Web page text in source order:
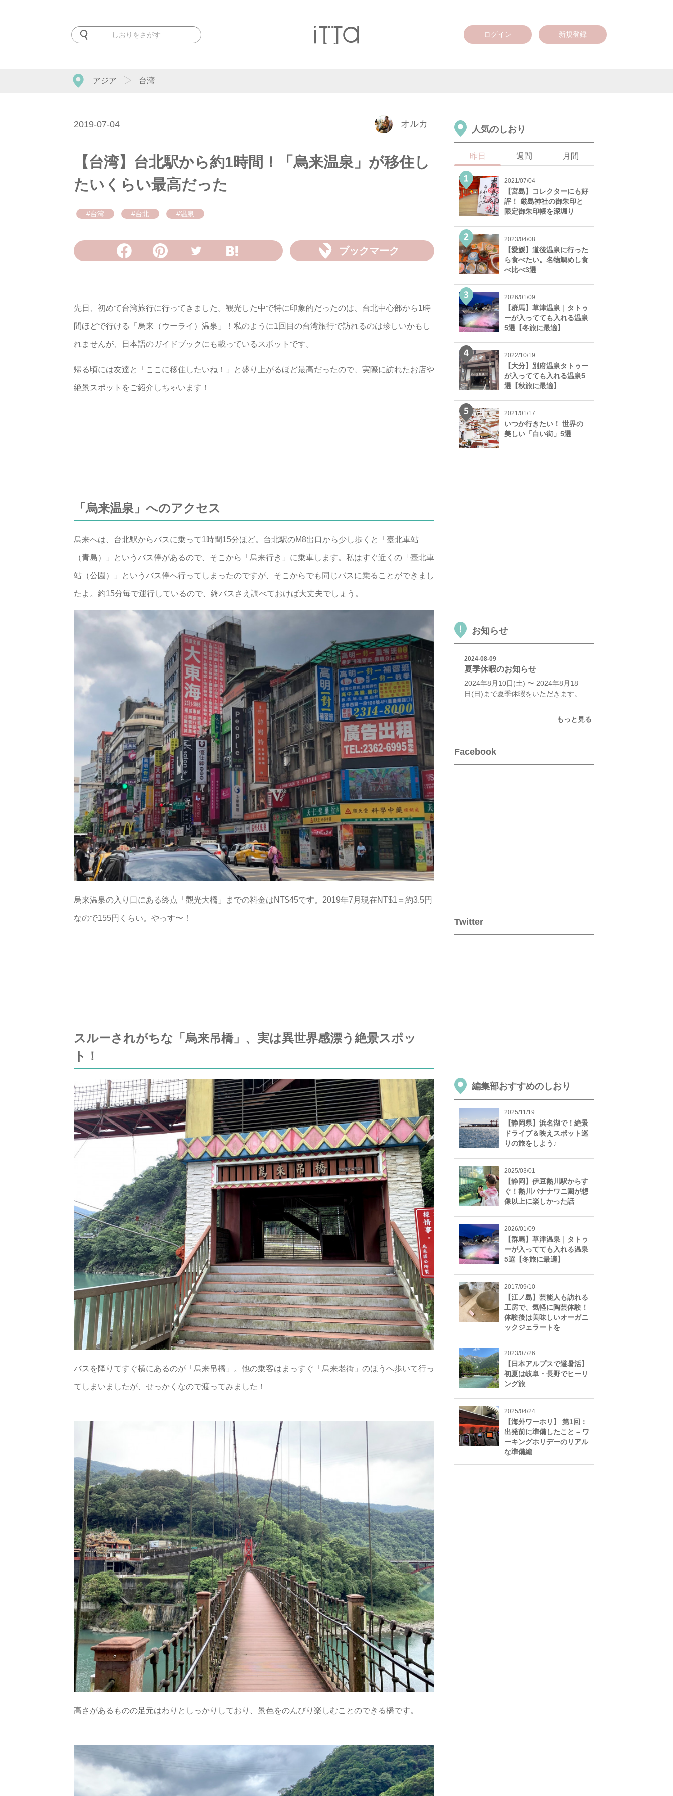
ログイン 新規登録
アジア 台湾
2019-07-04 オルカ
【台湾】台北駅から約1時間！「烏来温泉」が移住し
たいくらい最高だった
#台湾 #台北 #温泉
ブックマーク
先日、初めて台湾旅行に行ってきました。観光した中で特に印象的だったのは、台北中心部から1時
間ほどで行ける「烏来（ウーライ）温泉」！私のように1回目の台湾旅行で訪れるのは珍しいかもし
れませんが、日本語のガイドブックにも載っているスポットです。
帰る頃には友達と「ここに移住したいね！」と盛り上がるほど最高だったので、実際に訪れたお店や
絶景スポットをご紹介しちゃいます！
「烏来温泉」へのアクセス
烏来へは、台北駅からバスに乗って1時間15分ほど。台北駅のM8出口から少し歩くと「臺北車站
（青島）」というバス停があるので、そこから「烏来行き」に乗車します。私はすぐ近くの「臺北車
站（公園）」というバス停へ行ってしまったのですが、そこからでも同じバスに乗ることができまし
たよ。約15分毎で運行しているので、終バスさえ調べておけば大丈夫でしょう。
烏来温泉の入り口にある終点「觀光大橋」までの料金はNT$45です。2019年7月現在NT$1＝約3.5円
なので155円くらい。やっす〜！
スルーされがちな「烏来吊橋」、実は異世界感漂う絶景スポッ
ト！
バスを降りてすぐ横にあるのが「烏来吊橋」。他の乗客はまっすぐ「烏来老街」のほうへ歩いて行っ
てしまいましたが、せっかくなので渡ってみました！
高さがあるものの足元はわりとしっかりしており、景色をのんびり楽しむことのできる橋です。
人気のしおり
昨日 週間 月間
2021/07/04
【宮島】コレクターにも好
評！ 厳島神社の御朱印と
限定御朱印帳を深堀り
2023/04/08
【愛媛】道後温泉に行った
ら食べたい。名物鯛めし食
べ比べ3選
2026/01/09
【群馬】草津温泉｜タトゥ
ーが入ってても入れる温泉
5選【冬旅に最適】
2022/10/19
【大分】別府温泉タトゥー
が入ってても入れる温泉5
選【秋旅に最適】
2021/01/17
いつか行きたい！ 世界の
美しい「白い街」5選
お知らせ
2024-08-09
夏季休暇のお知らせ
2024年8月10日(土) 〜 2024年8月18
日(日)まで夏季休暇をいただきます。
もっと見る
Facebook
Twitter
編集部おすすめのしおり
2025/11/19
【静岡県】浜名湖で！絶景
ドライブ＆映えスポット巡
りの旅をしよう♪
2025/03/01
【静岡】伊豆熱川駅からす
ぐ！熱川バナナワニ園が想
像以上に楽しかった話
2026/01/09
【群馬】草津温泉｜タトゥ
ーが入ってても入れる温泉
5選【冬旅に最適】
2017/09/10
【江ノ島】芸能人も訪れる
工房で、気軽に陶芸体験！
体験後は美味しいオーガニ
ックジェラートを
2023/07/26
【日本アルプスで避暑活】
初夏は岐阜・長野でヒーリ
ング旅
2025/04/24
【海外ワーホリ】 第1回：
出発前に準備したこと – ワ
ーキングホリデーのリアル
な準備編